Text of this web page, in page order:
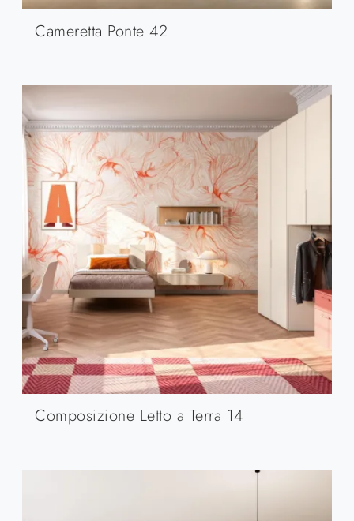
Cameretta Ponte 42
Composizione Letto a Terra 14